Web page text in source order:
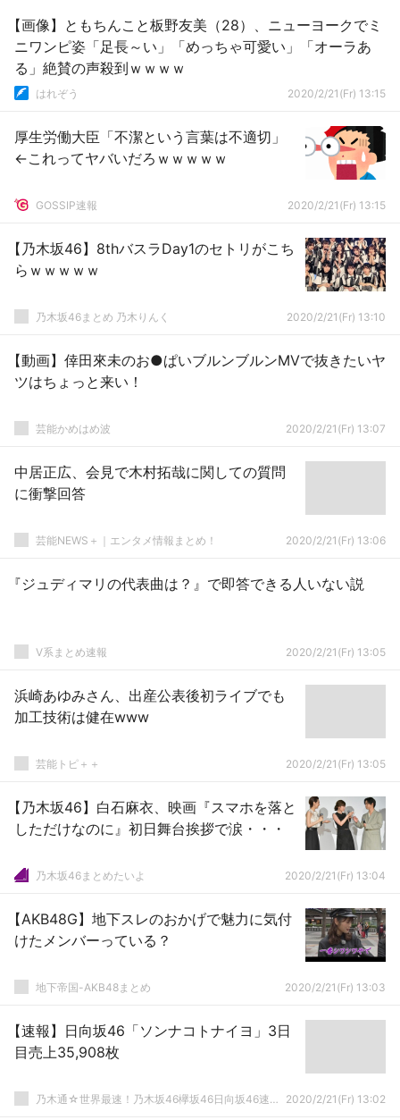
【画像】ともちんこと板野友美（28）、ニューヨークでミ
ニワンピ姿「足長～い」「めっちゃ可愛い」「オーラあ
る」絶賛の声殺到ｗｗｗｗ
はれぞう 2020/2/21(Fr) 13:15
厚生労働大臣「不潔という言葉は不適切」
←これってヤバいだろｗｗｗｗｗ
GOSSIP速報 2020/2/21(Fr) 13:15
【乃木坂46】8thバスラDay1のセトリがこち
らｗｗｗｗｗ
乃木坂46まとめ 乃木りんく 2020/2/21(Fr) 13:10
【動画】倖田來未のお●ぱいブルンブルンMVで抜きたいヤ
ツはちょっと来い！
芸能かめはめ波 2020/2/21(Fr) 13:07
中居正広、会見で木村拓哉に関しての質問
に衝撃回答
芸能NEWS＋｜エンタメ情報まとめ！ 2020/2/21(Fr) 13:06
『ジュディマリの代表曲は？』で即答できる人いない説
V系まとめ速報 2020/2/21(Fr) 13:05
浜崎あゆみさん、出産公表後初ライブでも
加工技術は健在www
芸能トピ＋＋ 2020/2/21(Fr) 13:05
【乃木坂46】白石麻衣、映画『スマホを落と
しただけなのに』初日舞台挨拶で涙・・・
乃木坂46まとめたいよ 2020/2/21(Fr) 13:04
【AKB48G】地下スレのおかげで魅力に気付
けたメンバーっている？
地下帝国-AKB48まとめ 2020/2/21(Fr) 13:03
【速報】日向坂46「ソンナコトナイヨ」3日
目売上35,908枚
乃木通☆世界最速！乃木坂46欅坂46日向坂46速報まとめ 2020/2/21(Fr) 13:02